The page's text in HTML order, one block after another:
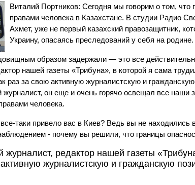
Виталий Портников: Сегодня мы говорим о том, что
правами человека в Казахстане. В студии Радио
Ахмет, уже не первый казахский правозащитник,
Украину, опасаясь преследований у себя на родине.
образом задержали — это все
нашей газеты «Трибуна», в которой я сама
раз за свою активную журналистскую и
журналист, он еще и очень горячо освещал все наши
человека.
таки привело вас в Киев? Ведь вы не находились
- почему вы решили, что границы
журналист, редактор нашей газеты
журналистскую и гражданскую